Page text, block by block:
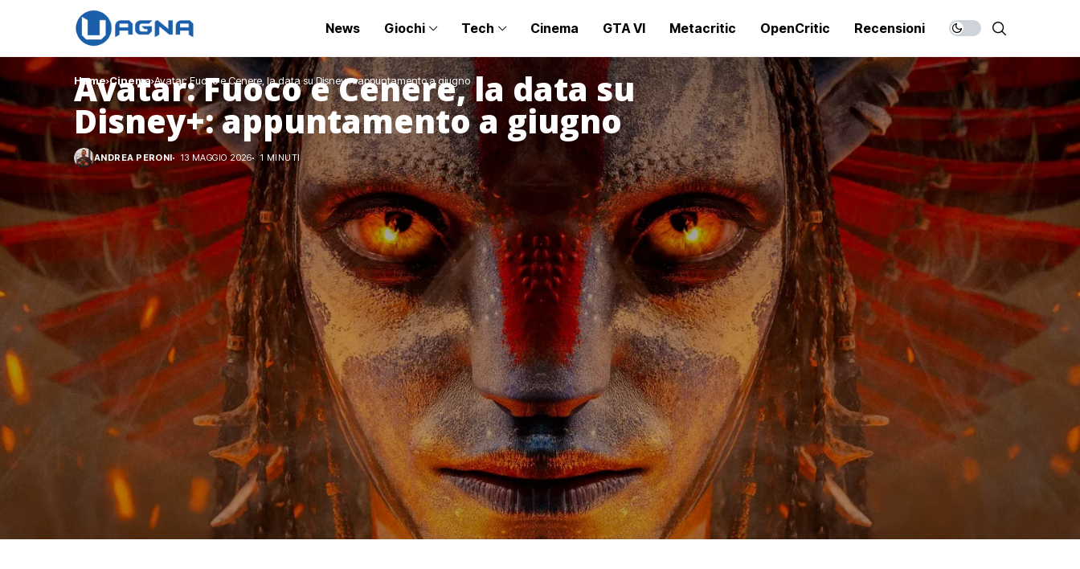
News Giochi Tech Cinema GTA VI Metacritic OpenCritic Recensioni
Home Cinema Avatar: Fuoco e Cenere, la data su Disney+: appuntamento a giugno
Avatar: Fuoco e Cenere, la data su
Disney+: appuntamento a giugno
ANDREA PERONI 13 MAGGIO 2026 1 MINUTI